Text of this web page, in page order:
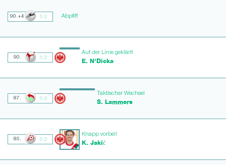
90.+4 5:2 Abpfiff
90. 5:2
Auf der Linie geklärt!
E. N'Dicka
87. 5:2
Taktischer Wechsel
S. Lammers
85. 5:2
Knapp vorbei!
K. Jakić